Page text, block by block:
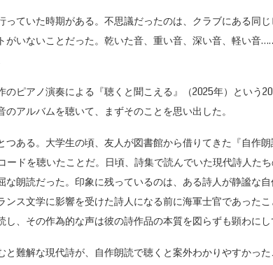
ていた時期がある。不思議だったのは、クラブにある同
がいないことだった。乾いた音、重い音、深い音、軽い音
ピアノ演奏による『聴くと聞こえる』（2025年）という
アルバムを聴いて、まずそのことを思い出した。
ある。大学生の頃、友人が図書館から借りてきた『自作朗
ードを聴いたことだ。日頃、詩集で読んでいた現代詩人た
な朗読だった。印象に残っているのは、ある詩人が静謐な
ンス文学に影響を受けた詩人になる前に海軍士官であった
、その作為的な声は彼の詩作品の本質を図らずも顕わにし
難解な現代詩が、自作朗読で聴くと案外わかりやすかっ